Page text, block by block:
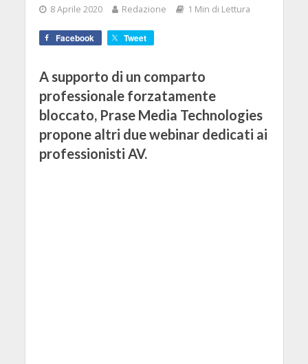
8 Aprile 2020 Redazione 1 Min di Lettura
Facebook Tweet
A supporto di un comparto
professionale forzatamente
bloccato, Prase Media Technologies
propone altri due webinar dedicati ai
professionisti AV.